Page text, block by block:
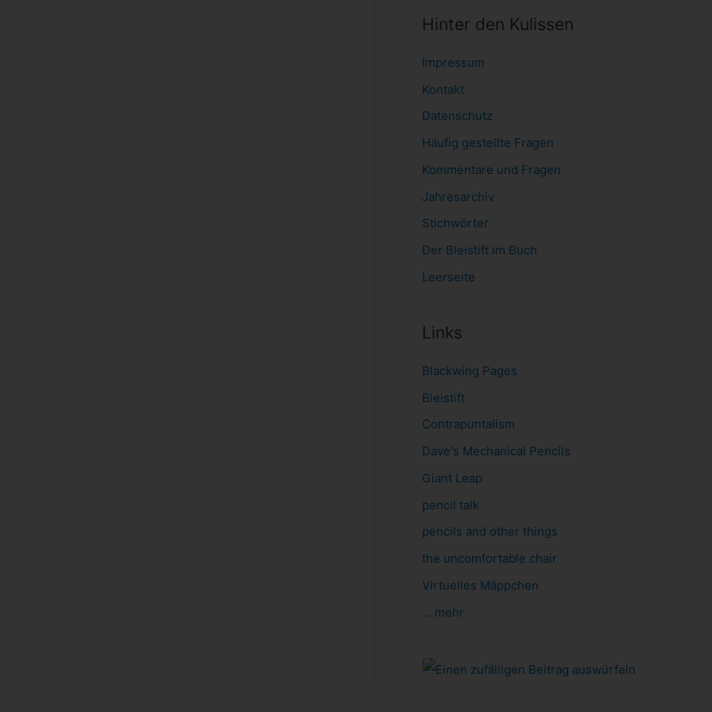
Hinter den Kulissen
Impressum
Kontakt
Datenschutz
Häufig gestellte Fragen
Kommentare und Fragen
Jahresarchiv
Stichwörter
Der Bleistift im Buch
Leerseite
Links
Blackwing Pages
Bleistift
Contrapuntalism
Dave's Mechanical Pencils
Giant Leap
pencil talk
pencils and other things
the uncomfortable chair
Virtuelles Mäppchen
... mehr